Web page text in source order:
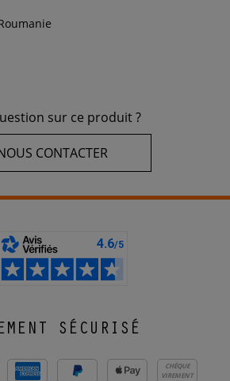
sur ce produit ?
CONTACTER
SÉCURISÉ
CHÈQUE
VIREMENT